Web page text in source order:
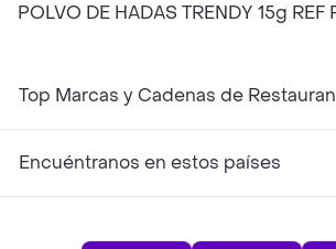
POLVO DE HADAS TRENDY 15g REF
Top Marcas y Cadenas de
Encuéntranos en estos países